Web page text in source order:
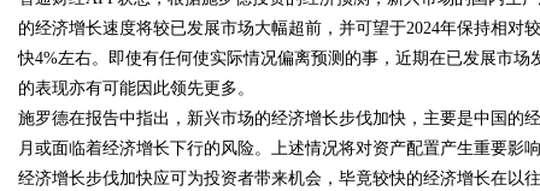
的经济增长速度将较已发展市场大幅超前，并可望于2024年保持相
快4%左右。即使有任何使实际情况偏离预测的事，近期在已发展市
的表现亦有可能因此领先更多。
施罗德在报告中指出，新兴市场的经济增长步伐加快，主要是中国的
月或面临着经济增长下行的风险。上述情况将对资产配置产生重要影
经济增长步伐加快应可为投资者带来机会，毕竟较快的经济增长在以
息网的功能与优势助 武汉配眼镜 上海配眼镜